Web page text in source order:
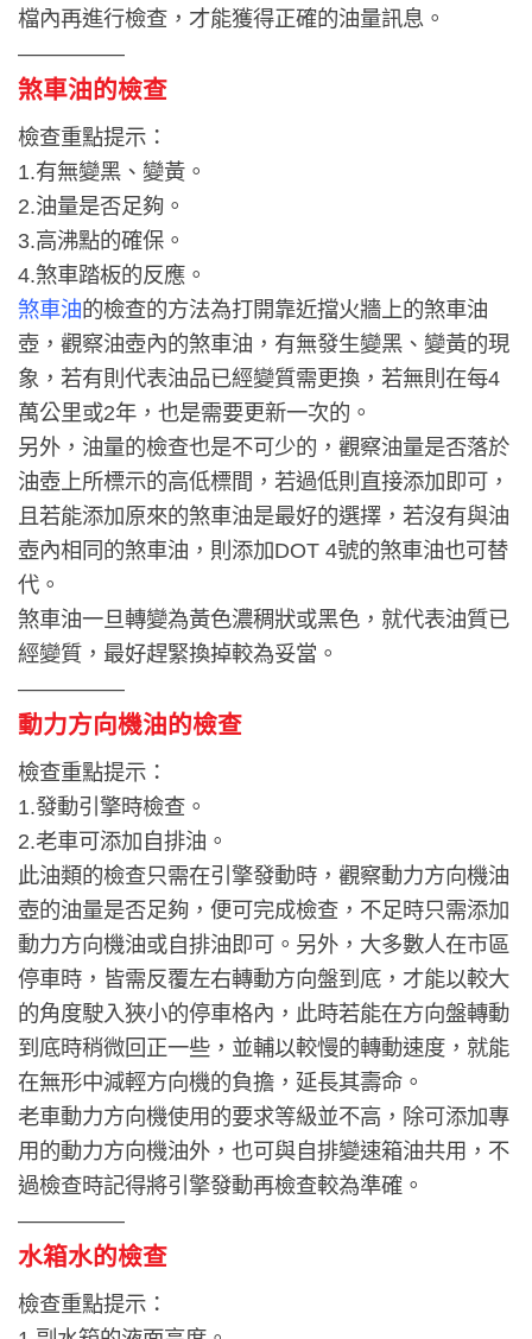
檔內再進行檢查，才能獲得正確的油量訊息。
—————
煞車油的檢查
檢查重點提示：
1.有無變黑、變黃。
2.油量是否足夠。
3.高沸點的確保。
4.煞車踏板的反應。
煞車油的檢查的方法為打開靠近擋火牆上的煞車油
壺，觀察油壺內的煞車油，有無發生變黑、變黃的現
象，若有則代表油品已經變質需更換，若無則在每4
萬公里或2年，也是需要更新一次的。
另外，油量的檢查也是不可少的，觀察油量是否落於
油壺上所標示的高低標間，若過低則直接添加即可，
且若能添加原來的煞車油是最好的選擇，若沒有與油
壺內相同的煞車油，則添加DOT 4號的煞車油也可替
代。
煞車油一旦轉變為黃色濃稠狀或黑色，就代表油質已
經變質，最好趕緊換掉較為妥當。
—————
動力方向機油的檢查
檢查重點提示：
1.發動引擎時檢查。
2.老車可添加自排油。
此油類的檢查只需在引擎發動時，觀察動力方向機油
壺的油量是否足夠，便可完成檢查，不足時只需添加
動力方向機油或自排油即可。另外，大多數人在市區
停車時，皆需反覆左右轉動方向盤到底，才能以較大
的角度駛入狹小的停車格內，此時若能在方向盤轉動
到底時稍微回正一些，並輔以較慢的轉動速度，就能
在無形中減輕方向機的負擔，延長其壽命。
老車動力方向機使用的要求等級並不高，除可添加專
用的動力方向機油外，也可與自排變速箱油共用，不
過檢查時記得將引擎發動再檢查較為準確。
—————
水箱水的檢查
檢查重點提示：